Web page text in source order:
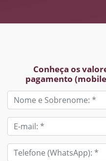
Conheça os
pagamento